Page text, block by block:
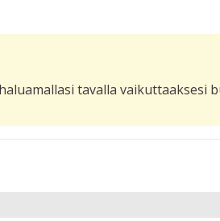
tavalla vaikuttaaksesi